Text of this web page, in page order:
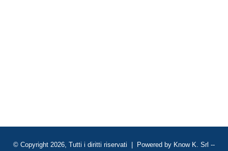
© Copyright 2026, Tutti i diritti riservati | Powered by Know K. Srl --